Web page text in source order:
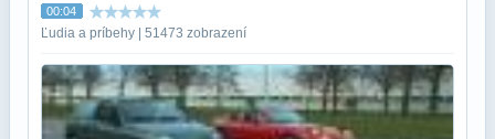
00:04
Ľudia a príbehy | 51473 zobrazení